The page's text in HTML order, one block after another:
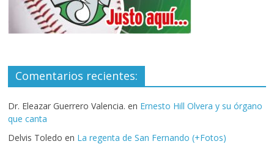
Comentarios recientes:
Dr. Eleazar Guerrero Valencia. en Ernesto Hill Olvera y su órgano
que canta
Delvis Toledo en La regenta de San Fernando (+Fotos)